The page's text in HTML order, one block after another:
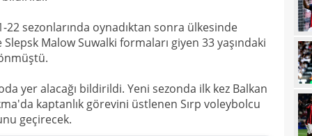
sezonlarında oynadıktan sonra ülkesinde
Malow Suwalki formaları giyen 33 yaşındaki
yer alacağı bildirildi. Yeni sezonda ilk kez Balkan
kaptanlık görevini üstlenen Sırp voleybolcu
geçirecek.